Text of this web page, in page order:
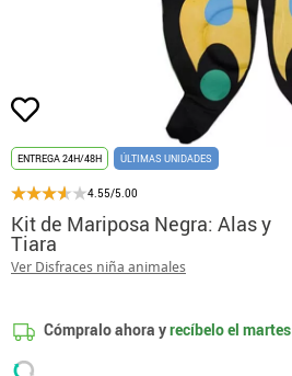
ENTREGA 24H/48H ÚLTIMAS UNIDADES
4.55/5.00
Kit de Mariposa Negra: Alas y
Tiara
Ver Disfraces niña animales
Cómpralo ahora yrecíbelo el martes